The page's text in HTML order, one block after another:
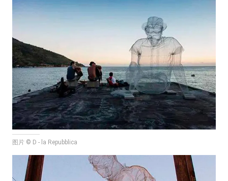
图片 © D - la Repubblica